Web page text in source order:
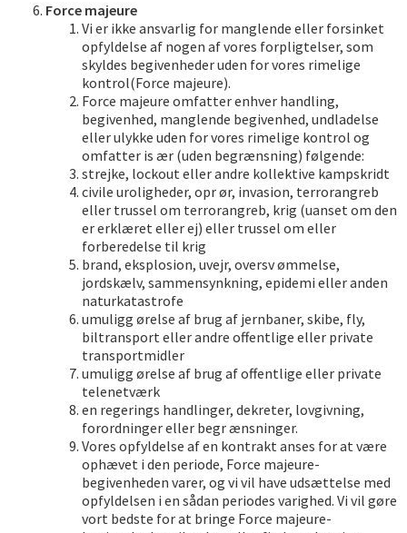
Force majeure
Vi er ikke ansvarlig for manglende eller forsinket
opfyldelse af nogen af vores forpligtelser, som
skyldes begivenheder uden for vores rimelige
kontrol(Force majeure).
Force majeure omfatter enhver handling,
begivenhed, manglende begivenhed, undladelse
eller ulykke uden for vores rimelige kontrol og
omfatter is ær (uden begrænsning) følgende:
strejke, lockout eller andre kollektive kampskridt
civile uroligheder, opr ør, invasion, terrorangreb
eller trussel om terrorangreb, krig (uanset om den
er erklæret eller ej) eller trussel om eller
forberedelse til krig
brand, eksplosion, uvejr, oversv ømmelse,
jordskælv, sammensynkning, epidemi eller anden
naturkatastrofe
umuligg ørelse af brug af jernbaner, skibe, fly,
biltransport eller andre offentlige eller private
transportmidler
umuligg ørelse af brug af offentlige eller private
telenetværk
en regerings handlinger, dekreter, lovgivning,
forordninger eller begr ænsninger.
Vores opfyldelse af en kontrakt anses for at være
ophævet i den periode, Force majeure-
begivenheden varer, og vi vil have udsættelse med
opfyldelsen i en sådan periodes varighed. Vi vil gøre
vort bedste for at bringe Force majeure-